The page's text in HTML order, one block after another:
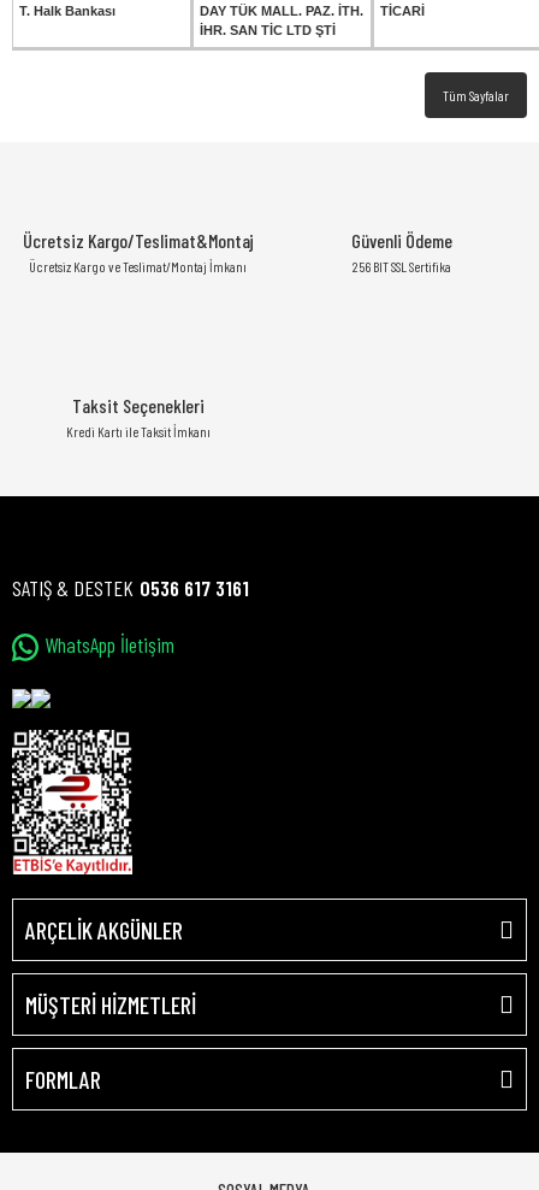
T. Halk Bankası
DAY TÜK MALL. PAZ. İTH.
İHR. SAN TİC LTD ŞTİ
TİCARİ
Tüm Sayfalar
Ücretsiz Kargo/Teslimat&Montaj
Ücretsiz Kargo ve Teslimat/Montaj İmkanı
Güvenli Ödeme
256 BIT SSL Sertifika
Taksit Seçenekleri
Kredi Kartı ile Taksit İmkanı
SATIŞ & DESTEK 0536 617 3161
WhatsApp İletişim
ARÇELİK AKGÜNLER
MÜŞTERİ HİZMETLERİ
FORMLAR